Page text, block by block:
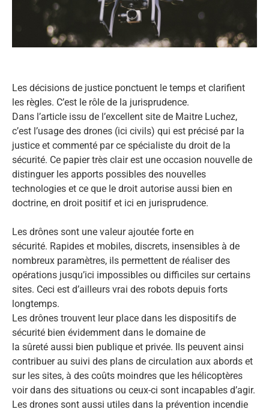
Les décisions de justice ponctuent le temps et clarifient
les règles. C’est le rôle de la jurisprudence.
Dans l’article issu de l’excellent site de Maitre Luchez,
c’est l’usage des drones (ici civils) qui est précisé par la
justice et commenté par ce spécialiste du droit de la
sécurité. Ce papier très clair est une occasion nouvelle de
distinguer les apports possibles des nouvelles
technologies et ce que le droit autorise aussi bien en
doctrine, en droit positif et ici en jurisprudence.
Les drônes sont une valeur ajoutée forte en
sécurité. Rapides et mobiles, discrets, insensibles à de
nombreux paramètres, ils permettent de réaliser des
opérations jusqu’ici impossibles ou difficiles sur certains
sites. Ceci est d’ailleurs vrai des robots depuis forts
longtemps.
Les drônes trouvent leur place dans les dispositifs de
sécurité bien évidemment dans le domaine de
la sûreté aussi bien publique et privée. Ils peuvent ainsi
contribuer au suivi des plans de circulation aux abords et
sur les sites, à des coûts moindres que les hélicoptères
voir dans des situations ou ceux-ci sont incapables d’agir.
Les drones sont aussi utiles dans la prévention incendie